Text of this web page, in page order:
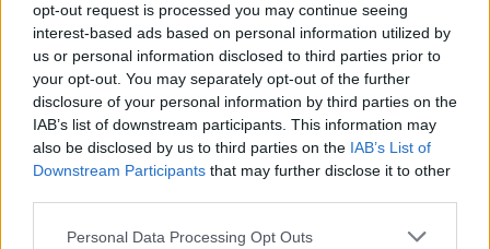
opt-out request is processed you may continue seeing
interest-based ads based on personal information utilized by
us or personal information disclosed to third parties prior to
your opt-out. You may separately opt-out of the further
disclosure of your personal information by third parties on the
IAB’s list of downstream participants. This information may
also be disclosed by us to third parties on the IAB’s List of
Downstream Participants that may further disclose it to other
Personal Data Processing Opt Outs
TAGS: ΕΠΙΜΕΛΗΤΗΡΙΟ ΛΑΚΩΝΙΑΣ
ΦΕΣΤΙΒΑΛ ΛΑΚΩΝΙΚΩΝ ΠΡΟΪΟΝΤΩΝ
ΜΟΝΕΜΒΑΣΙΑ
ΑΓΟΡΑ